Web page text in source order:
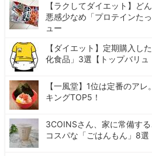
【ラクしてダイエット】ど
悪感少なめ「プロテインた
ュー
【ダイエット】定期購入し
化食品」3選【トップバリュ
【一風堂】1位は定番のア
キングTOP5！
3COINSさん、家に常備す
コスパな「ごはんもん」8選